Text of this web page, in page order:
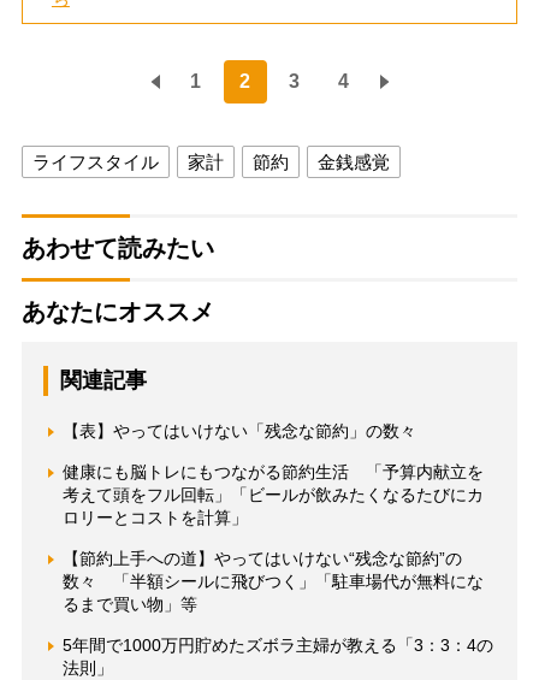
1 2 3 4
ライフスタイル 家計 節約 金銭感覚
あわせて読みたい
あなたにオススメ
関連記事
【表】やってはいけない「残念な節約」の数々
健康にも脳トレにもつながる節約生活 「予算内献立を
考えて頭をフル回転」「ビールが飲みたくなるたびにカ
ロリーとコストを計算」
【節約上手への道】やってはいけない“残念な節約”の
数々 「半額シールに飛びつく」「駐車場代が無料にな
るまで買い物」等
5年間で1000万円貯めたズボラ主婦が教える「3：3：4の
法則」